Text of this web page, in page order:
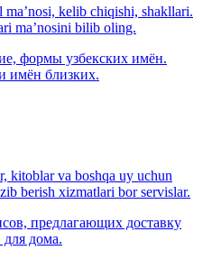
ma’nosi, kelib chiqishi, shakllari.
ma’nosini bilib oling.
формы узбекских имён.
имён близких.
kitoblar va boshqa uy uchun
berish xizmatlari bor servislar.
предлагающих доставку
для дома.